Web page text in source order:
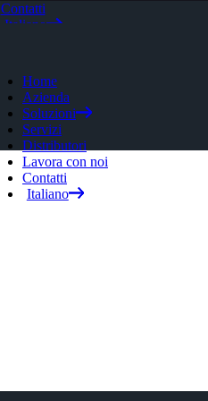
Home
Azienda
Soluzioni
Servizi
Distributori
Lavora con noi
Contatti
Italiano
Contatti
Italiano